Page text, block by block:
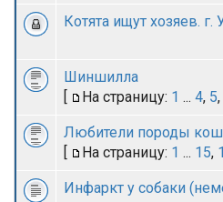
Котята ищут хозяев. г.
Шиншилла
[
На страницу: 1 ... 4, 5,
Любители породы
[
На страницу: 1 ... 15,
Инфаркт у собаки